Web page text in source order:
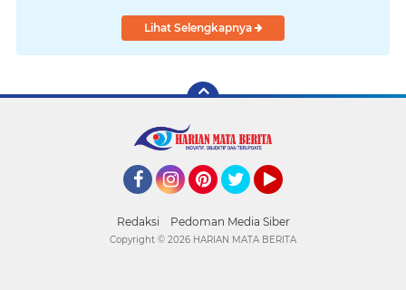
Lihat Selengkapnya
Redaksi Pedoman Media Siber
Copyright © 2026 HARIAN MATA BERITA